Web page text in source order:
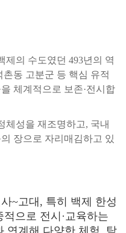
제의 수도였던 493년의 역
동 고분군 등 핵심 유적
체계적으로 보존·전시합
체성을 재조명하고, 국내
장으로 자리매김하고 있
~고대, 특히 백제 한성
으로 전시·교육하는